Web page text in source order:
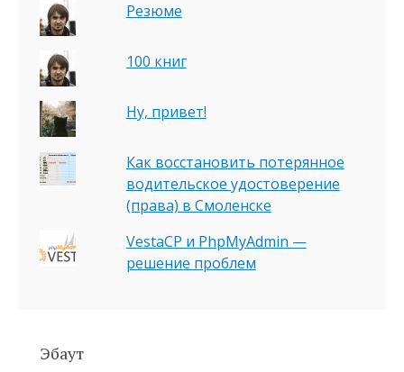
Резюме
100 книг
Ну, привет!
Как восстановить потерянное
водительское удостоверение
(права) в Смоленске
VestaCP и PhpMyAdmin —
решение проблем
Эбаут